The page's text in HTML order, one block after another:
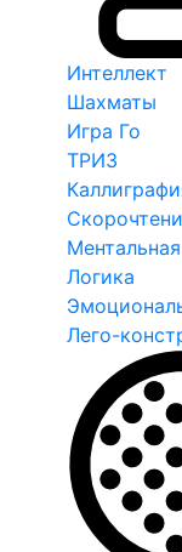
Интеллект
Шахматы
Игра Го
ТРИЗ
Логика
Лего-